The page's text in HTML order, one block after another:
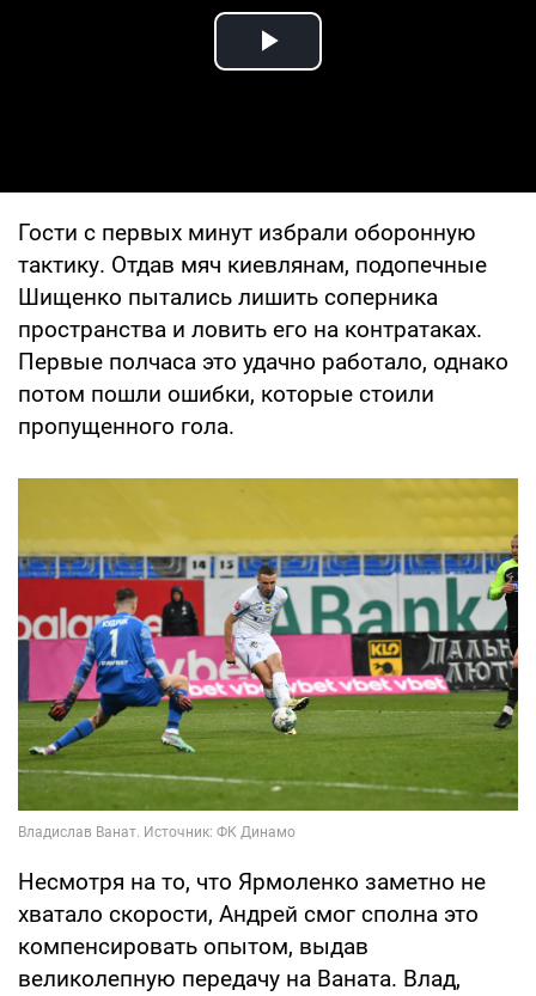
Play Video
Гости с первых минут избрали оборонную
тактику. Отдав мяч киевлянам, подопечные
Шищенко пытались лишить соперника
пространства и ловить его на контратаках.
Первые полчаса это удачно работало, однако
потом пошли ошибки, которые стоили
пропущенного гола.
Несмотря на то, что Ярмоленко заметно не
хватало скорости, Андрей смог сполна это
компенсировать опытом, выдав
великолепную передачу на Ваната. Влад,